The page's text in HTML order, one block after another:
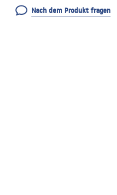
Nach dem Produkt fragen